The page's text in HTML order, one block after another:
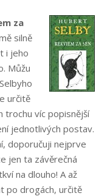
za
silně
i jeho
Můžu
určitě
trochu víc popisnější
jednotlivých postav.
doporučuji nejprve
jen ta závěrečná
na dlouho! A až
po drogách, určitě